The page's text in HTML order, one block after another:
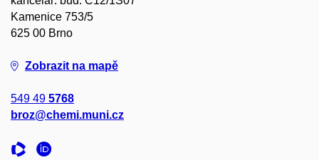
Kamenice 753/5
625 00 Brno
Zobrazit na mapě
549 49 5768
broz@chemi.muni.cz